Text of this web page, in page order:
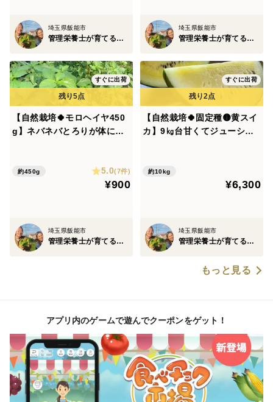
埼玉県飯能市
管理栄養士が育てる固定種/在来種のお野菜・自然栽培ナチュベジ＊ウィル
埼玉県飯能市
管理栄養士が育てる固定種/在来種のお野菜・自然栽培ナチュベジ＊ウィル
すぐに出荷
【自然栽培🍀モロヘイヤ450
g】ネバネバとろりが体にイ
約450g 5.0(7件)
¥900
埼玉県飯能市
管理栄養士が育てる固定種/在来種のお野菜・自然栽培ナチュベジ＊ウィル
すぐに出荷
【自然栽培🍀固定種🟡黄スイ
カ】9㎏台甘くてジューシー
約10kg
¥6,300
埼玉県飯能市
管理栄養士が育てる固定種/在来種のお野菜・自然栽培ナチュベジ＊ウィル
もっと見る
アプリ内のゲームで遊んでクーポンをゲット！